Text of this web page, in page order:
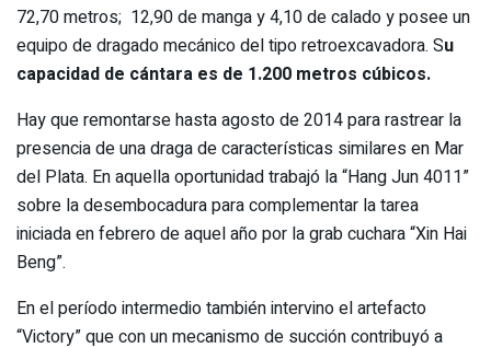
72,70 metros; 12,90 de manga y 4,10 de calado y posee un
equipo de dragado mecánico del tipo retroexcavadora. Su
capacidad de cántara es de 1.200 metros cúbicos.
Hay que remontarse hasta agosto de 2014 para rastrear la
presencia de una draga de características similares en Mar
del Plata. En aquella oportunidad trabajó la “Hang Jun 4011”
sobre la desembocadura para complementar la tarea
iniciada en febrero de aquel año por la grab cuchara “Xin Hai
Beng”.
En el período intermedio también intervino el artefacto
“Victory” que con un mecanismo de succión contribuyó a